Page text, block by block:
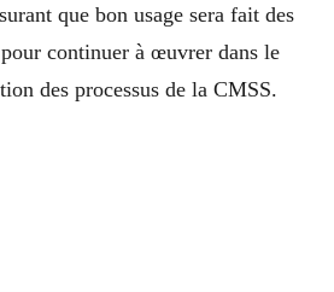
que bon usage sera fait des
continuer à œuvrer dans le
des processus de la CMSS.